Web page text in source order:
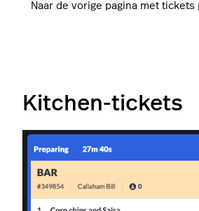
Naar de vorige pagina met tickets
Kitchen-tickets